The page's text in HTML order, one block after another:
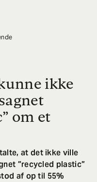
ikke
om et
at det ikke ville
”recycled plastic”
af op til 55%